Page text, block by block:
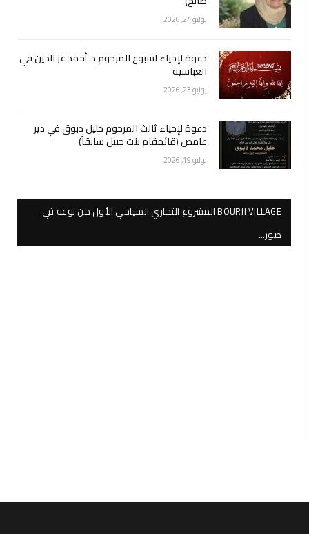
يوليو 24, 2026
دعوة لإحياء اسبوع المرحوم د. أحمد عز الدين في
العباسية
يوليو 23, 2026
دعوة لإحياء ثالث المرحوم خليل دبوق في دير
عامص (قائمقام بنت جبيل سابقاً)
يوليو 19, 2026
BOURJI VILLAGE المشروع التجاري السياحي الأول من نوعه في
صور…